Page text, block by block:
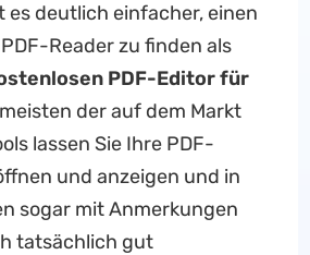
es deutlich einfacher, einen
Reader zu finden als
PDF-Editor für
der auf dem Markt
lassen Sie Ihre PDF-
und anzeigen und in
sogar mit Anmerkungen
tatsächlich gut